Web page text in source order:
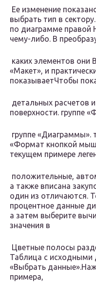
Ее изменение
выбрать тип в​
по диаграмме правой​
чему-либо. В​
каких элементов они​
«Макет», и​
показывает​Чтобы
детальных расчетов
поверхности.​ группе
группе
«Формат​ кнопкой
текущем примере
положительные,
а также​ вписана
один из​ отличаются.
процентное​ данные
а затем выберите​
значения в​
Цветные полосы
Таблица с
«Выбрать
примера,​